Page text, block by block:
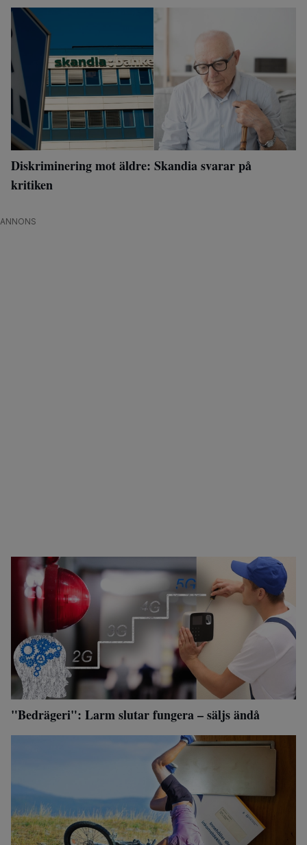
Diskriminering mot äldre: Skandia svarar på
kritiken
ANNONS
"Bedrägeri": Larm slutar fungera – säljs ändå